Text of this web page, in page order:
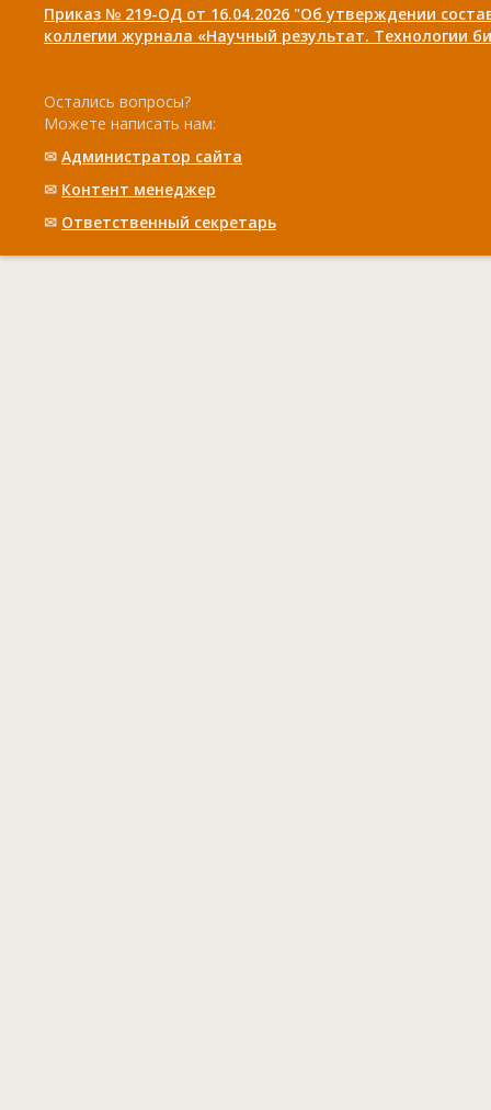
Приказ № 219-ОД от 16.04.2026 "Об утверждении
коллегии журнала «Научный результат. Технологии
Остались вопросы?
Можете написать нам:
✉ Администратор сайта
✉ Контент менеджер
✉ Ответственный cекретарь